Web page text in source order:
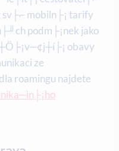
mobiln├¡ tarify
podm├¡nek jako
obavy
ze
roamingu najdete